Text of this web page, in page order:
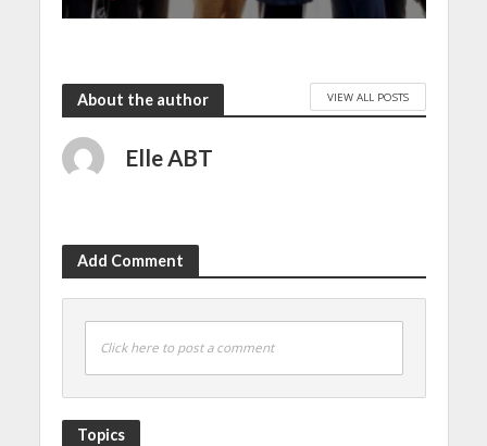
About the author VIEW ALL POSTS
Elle ABT
Add Comment
Click here to post a comment
Topics